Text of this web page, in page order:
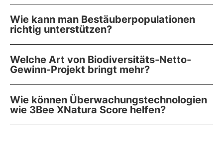
Wie kann man Bestäuberpopulationen
richtig unterstützen?
Welche Art von Biodiversitäts-Netto-
Gewinn-Projekt bringt mehr?
Wie können Überwachungstechnologien
wie 3Bee XNatura Score helfen?